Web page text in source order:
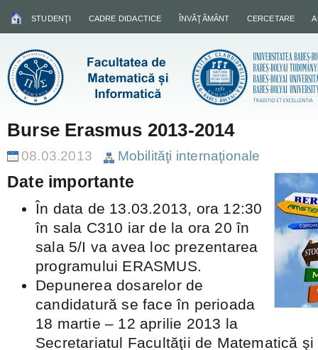
STUDENŢI CADRE DIDACTICE ÎNVĂŢĂMÂNT CERCETARE
Burse Erasmus 2013-2014
08.03.2013 Mobilităţi internaţionale
Date importante
În data de 13.03.2013, ora 12:30
în sala C310 iar de la ora 20 în
sala 5/I va avea loc prezentarea
programului ERASMUS.
Depunerea dosarelor de
candidatură se face în perioada
18 martie – 12 aprilie 2013 la
Secretariatul Facultăţii de Matematică